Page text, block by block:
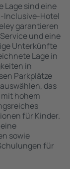
Lage sind eine
Inclusive-Hotel
garantieren
und eine
Unterkünfte
Lage in
in
Parkplätze
das
hohem
für Kinder.
sowie
für